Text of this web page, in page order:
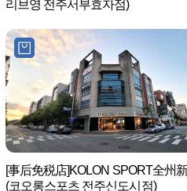
리브영 전주서부효자점)
[事后免税店]KOLON SPORT全州
(코오롱스포츠 전주신도시점)